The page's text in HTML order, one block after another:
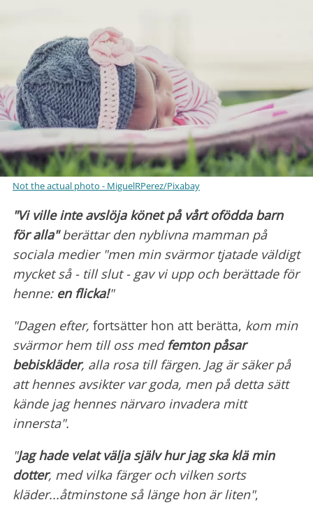
Not the actual photo - MiguelRPerez/Pixabay
"Vi ville inte avslöja könet på vårt ofödda barn
för alla"berättar den nyblivna mamman på
sociala medier "men min svärmor tjatade väldigt
mycket så - till slut - gav vi upp och berättade för
henne: en flicka!"
"Dagen efter, fortsätter hon att berätta, kom min
svärmor hem till oss medfemton påsar
bebiskläder, alla rosa till färgen. Jag är säker på
att hennes avsikter var goda, men på detta sätt
kände jag hennes närvaro invadera mitt
innersta".
"Jag hade velat välja själv hur jag ska klä min
dotter, med vilka färger och vilken sorts
kläder...åtminstone så länge hon är liten",